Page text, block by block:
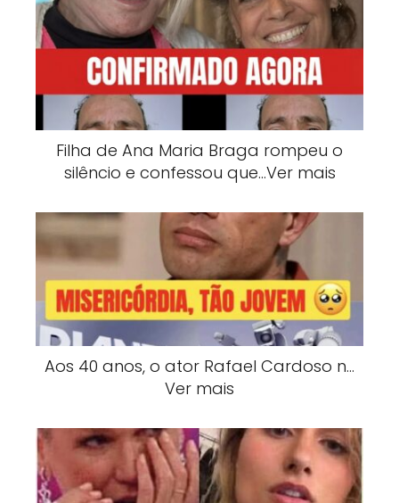
Filha de Ana Maria Braga rompeu o
silêncio e confessou que…Ver mais
Aos 40 anos, o ator Rafael Cardoso n…
Ver mais